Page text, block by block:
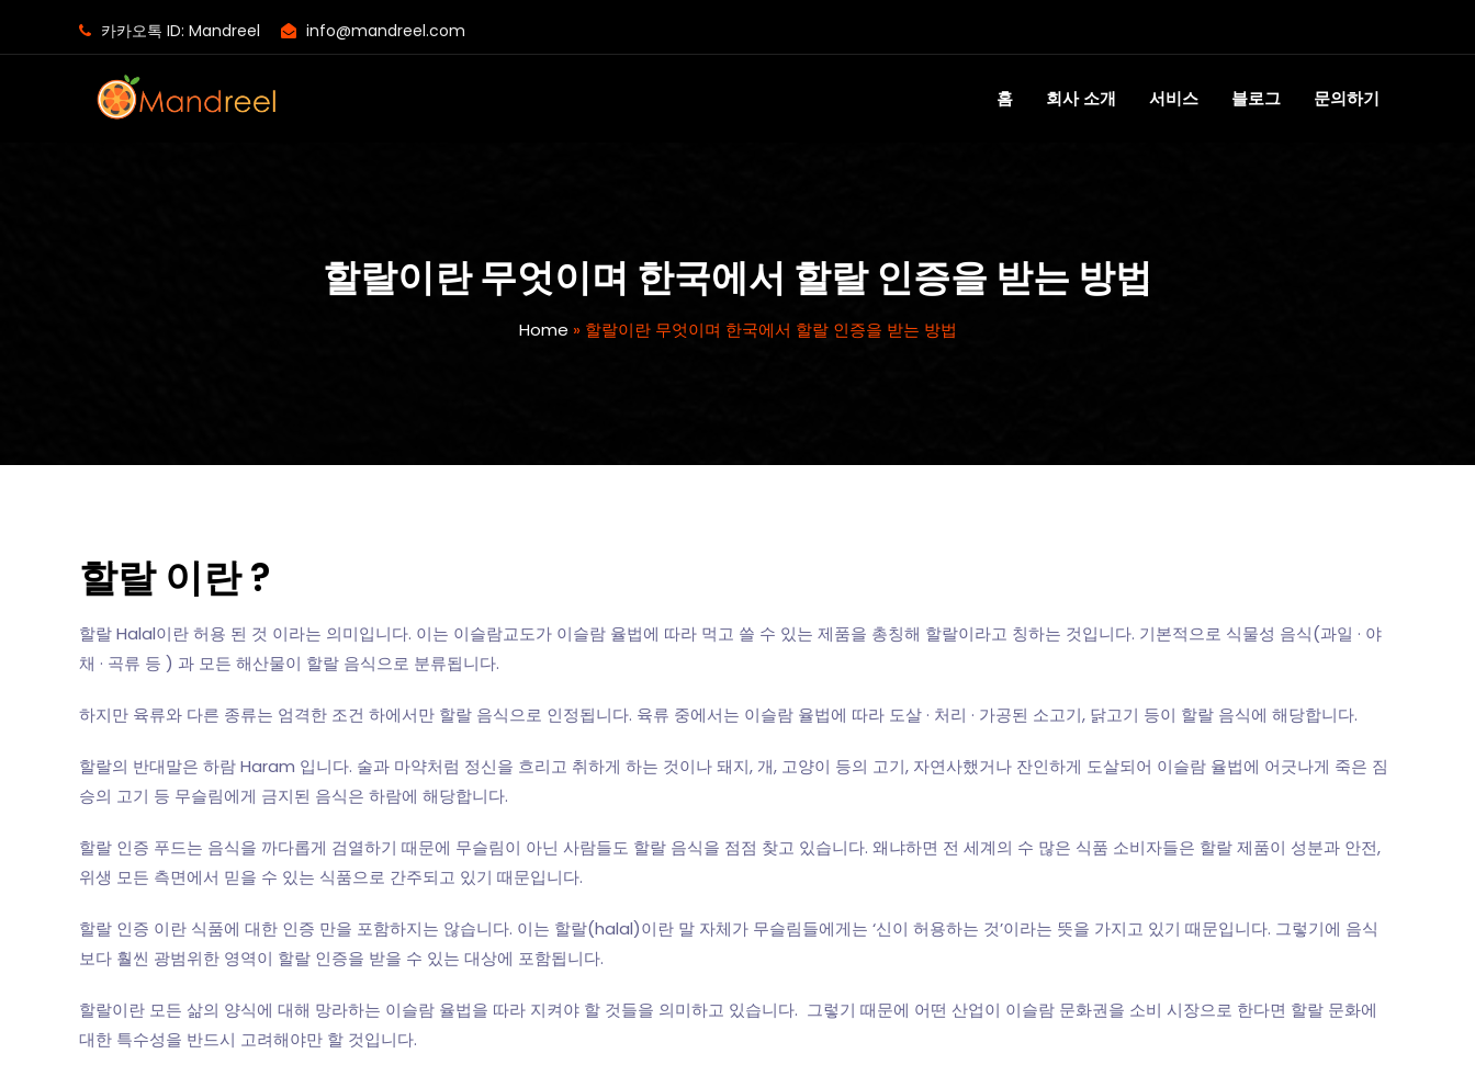
카카오톡 ID: Mandreel info@mandreel.com
홈 회사 소개 서비스 블로그 문의하기
할랄이란 무엇이며 한국에서 할랄 인증을 받는 방법
Home » 할랄이란 무엇이며 한국에서 할랄 인증을 받는 방법
할랄 이란 ?
할랄 Halal이란 허용 된 것 이라는 의미입니다. 이는 이슬람교도가 이슬람 율법에 따라 먹고 쓸 수 있는 제품을 총칭해 할랄이라고 칭하는 것입니다. 기본적으로 식물성 음식(과일 · 야
채 · 곡류 등 ) 과 모든 해산물이 할랄 음식으로 분류됩니다.
하지만 육류와 다른 종류는 엄격한 조건 하에서만 할랄 음식으로 인정됩니다. 육류 중에서는 이슬람 율법에 따라 도살 · 처리 · 가공된 소고기, 닭고기 등이 할랄 음식에 해당합니다.
할랄의 반대말은 하람 Haram 입니다. 술과 마약처럼 정신을 흐리고 취하게 하는 것이나 돼지, 개, 고양이 등의 고기, 자연사했거나 잔인하게 도살되어 이슬람 율법에 어긋나게 죽은 짐
승의 고기 등 무슬림에게 금지된 음식은 하람에 해당합니다.
할랄 인증 푸드는 음식을 까다롭게 검열하기 때문에 무슬림이 아닌 사람들도 할랄 음식을 점점 찾고 있습니다. 왜냐하면 전 세계의 수 많은 식품 소비자들은 할랄 제품이 성분과 안전,
위생 모든 측면에서 믿을 수 있는 식품으로 간주되고 있기 때문입니다.
할랄 인증 이란 식품에 대한 인증 만을 포함하지는 않습니다. 이는 할랄(halal)이란 말 자체가 무슬림들에게는 ‘신이 허용하는 것’이라는 뜻을 가지고 있기 때문입니다. 그렇기에 음식
보다 훨씬 광범위한 영역이 할랄 인증을 받을 수 있는 대상에 포함됩니다.
할랄이란 모든 삶의 양식에 대해 망라하는 이슬람 율법을 따라 지켜야 할 것들을 의미하고 있습니다. 그렇기 때문에 어떤 산업이 이슬람 문화권을 소비 시장으로 한다면 할랄 문화에
대한 특수성을 반드시 고려해야만 할 것입니다.